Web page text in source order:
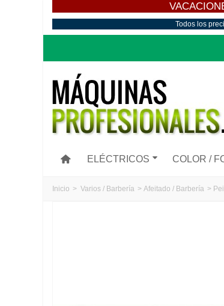
Todos los
ELÉCTRICOS COLOR /
Inicio > Varios / Barbería > Afeitado / Barbería >